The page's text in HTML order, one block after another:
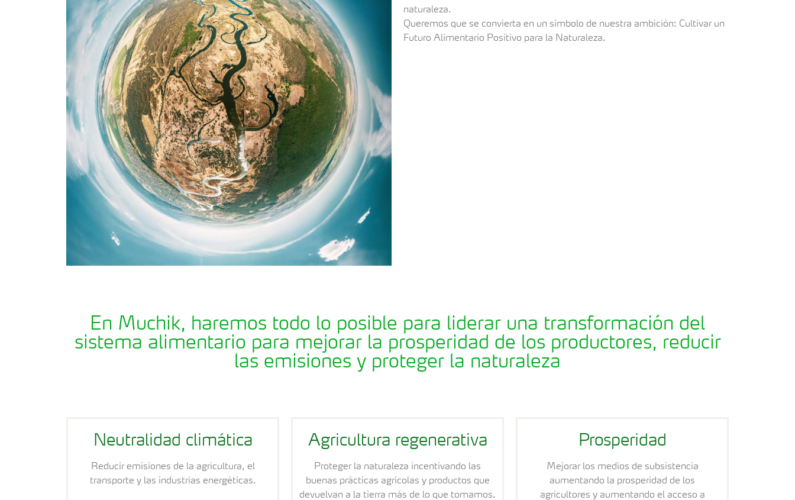
naturaleza.
Queremos que se convierta en un símbolo de nuestra ambición: Cultivar un
Futuro Alimentario Positivo para la Naturaleza.
En Muchik, haremos todo lo posible para liderar una transformación del
sistema alimentario para mejorar la prosperidad de los productores, reducir
las emisiones y proteger la naturaleza
Neutralidad climática
Reducir emisiones de la agricultura, el
transporte y las industrias energéticas.
Agricultura regenerativa
Proteger la naturaleza incentivando las
buenas prácticas agrícolas y productos que
devuelvan a la tierra más de lo que tomamos.
Prosperidad
Mejorar los medios de subsistencia
aumentando la prosperidad de los
agricultores y aumentando el acceso a